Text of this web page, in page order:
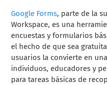
Google Forms, parte de la
Workspace, es una
encuestas y formularios
el hecho de que sea
usuarios la convierte en
individuos, educadores y
para tareas básicas de